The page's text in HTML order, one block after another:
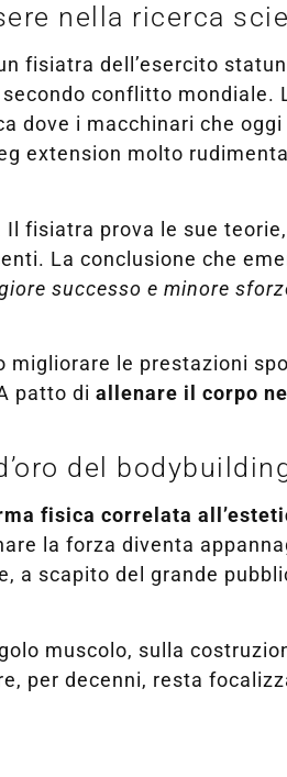
nella ricerca
fisiatra dell’esercito
conflitto mondiale.
dove i macchinari che
extension molto
fisiatra prova le sue
La conclusione che
successo e minore
migliorare le prestazioni
patto di allenare il corpo
del
fisica correlata
la forza diventa
a scapito del grande
muscolo, sulla
per decenni, resta